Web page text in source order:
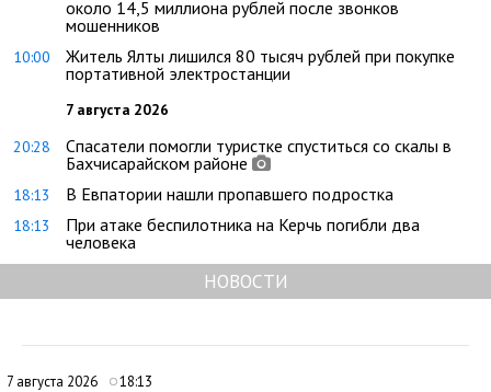
около 14,5 миллиона рублей после звонков
мошенников
10:00
Житель Ялты лишился 80 тысяч рублей при покупке
портативной электростанции
7 августа 2026
20:28
Спасатели помогли туристке спуститься со скалы в
Бахчисарайском районе
18:13 В Евпатории нашли пропавшего подростка
18:13
При атаке беспилотника на Керчь погибли два
человека
НОВОСТИ
7 августа 2026 18:13